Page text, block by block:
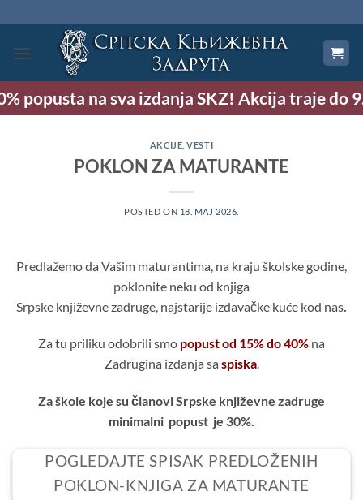
na
sadržaj
SKZ! Akcija traje do 9. avgusta!
AKCIJE ,VESTI
POKLON ZA MATURANTE
POSTED ON 18. MAJ 2026.
Predlažemo da Vašim maturantima, na kraju školske godine,
poklonite neku od knjiga
Srpske književne zadruge, najstarije izdavačke kuće kod nas
Za tu priliku odobrili smo popust od 15% do 40% na
Zadrugina izdanja sa spiska.
Za škole koje su članovi Srpske književne zadruge
minimalni popust je 30%.
POGLEDAJTE SPISAK PREDLOŽENIH
POKLON-KNJIGA ZA MATURANTE